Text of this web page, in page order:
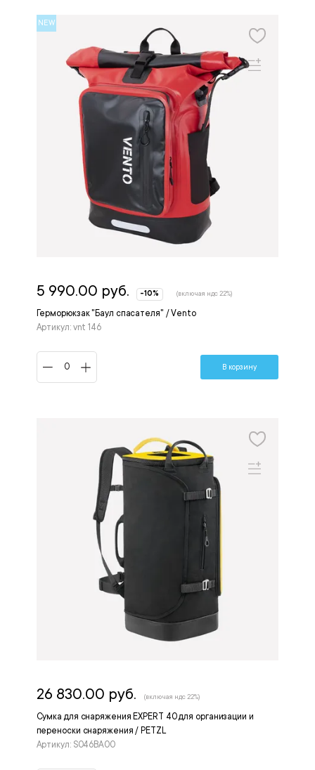
NEW
Герморюкзак "Баул спасателя" / Vento
Артикул: vnt 146
5 990.00 руб. -10% (включая ндс 22%)
В корзину
Сумка для снаряжения EXPERT 40 для организации и
переноски снаряжения / PETZL
Артикул: S046BA00
26 830.00 руб. (включая ндс 22%)